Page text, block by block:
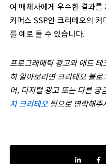
여 매체사에게 우수한 결과
커머스 SSP인 크리테오의
를 예로 들 수 있습니다.
프로그래매틱 광고와 애드 테
히 알아보려면크리테오 블로
어, 디지털 광고또는 다른 궁
지 크리테오 팀으로 연락해주
Share on